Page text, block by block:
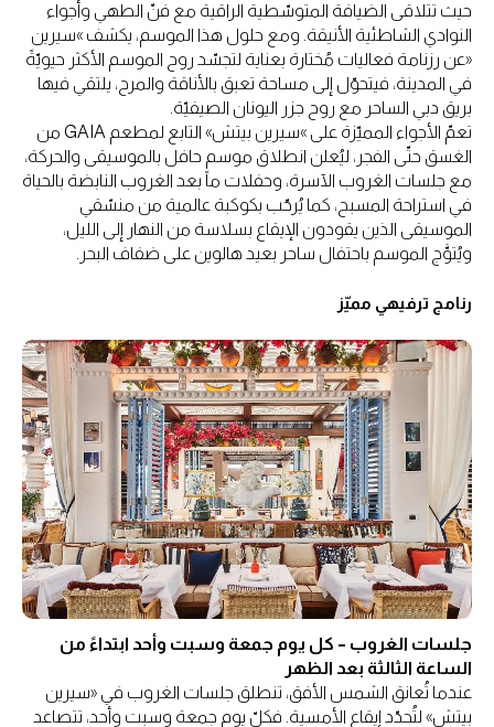
حيث تتلاقى الضيافة المتوسّطية الراقية مع فنّ الطهي وأجواء
النوادي الشاطئية الأنيقة. ومع حلول هذا الموسم، يكشف »سيرين
«عن رزنامة فعاليات مُختارة بعناية لتجسّد روح الموسم الأكثر حيويّةً
في المدينة، فيتحوّل إلى مساحة تعبق بالأناقة والمرح، يلتقي فيها
بريق دبي الساحر مع روح جزر اليونان الصيفيّة.
تعمّ الأجواء المميّزة على »سيرين بيتش» التابع لمطعم GAIA من
الغسق حتّى الفجر، ليُعلن انطلاق موسمٍ حافل بالموسيقى والحركة،
مع جلسات الغروب الآسرة، وحفلات ما بعد الغروب النابضة بالحياة
في استراحة المسبح، كما يُرحّب بكوكبة عالمية من منسّقي
الموسيقى الذين يقودون الإيقاع بسلاسة من النهار إلى الليل،
ويُتوَّج الموسم باحتفال ساحر بعيد هالوين على ضفاف البحر.
رنامج ترفيهي مميّز
جلسات الغروب – كل يوم جمعة وسبت وأحد ابتداءً من
الساعة الثالثة بعد الظهر
عندما تُعانق الشمس الأفق، تنطلق جلسات الغروب في «سيرين
بيتش» لتُحدّد إيقاع الأمسية. فكلّ يوم جمعة وسبت وأحد، تتصاعد